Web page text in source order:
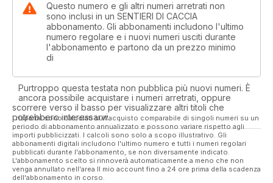
Questo numero e gli altri numeri arretrati non
sono inclusi in un SENTIERI DI CACCIA
abbonamento. Gli abbonamenti includono l'ultimo
numero regolare e i nuovi numeri usciti durante
l'abbonamento e partono da un prezzo minimo
di
Purtroppo questa testata non pubblica più nuovi numeri. È
ancora possibile acquistare i numeri arretrati, oppure
scorrere verso il basso per visualizzare altri titoli che
potrebbero interessarvi.
I risparmi sono calcolati sull'acquisto comparabile di singoli numeri su un
periodo di abbonamento annualizzato e possono variare rispetto agli
importi pubblicizzati. I calcoli sono solo a scopo illustrativo. Gli
abbonamenti digitali includono l'ultimo numero e tutti i numeri regolari
pubblicati durante l'abbonamento, se non diversamente indicato.
L'abbonamento scelto si rinnoverà automaticamente a meno che non
venga annullato nell'area Il mio account fino a 24 ore prima della scadenza
dell'abbonamento in corso.